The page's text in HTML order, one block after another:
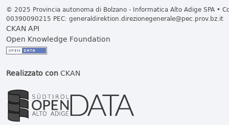
© 2025 Provincia autonoma di Bolzano - Informatica Alto Adige SPA •
00390090215 PEC: generaldirektion.direzionegenerale@pec.prov.bz.it
CKAN API
Open Knowledge Foundation
Realizzato conCKAN